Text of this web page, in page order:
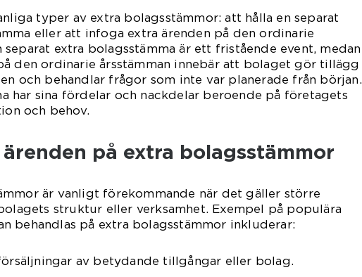
typer av extra bolagsstämmor: att hålla en separat
eller att infoga extra ärenden på den ordinarie
separat extra bolagsstämma är ett fristående event, medan
den ordinarie årsstämman innebär att bolaget gör tillägg
och behandlar frågor som inte var planerade från början.
har sina fördelar och nackdelar beroende på företagets
och behov.
på extra bolagsstämmor
är vanligt förekommande när det gäller större
struktur eller verksamhet. Exempel på populära
behandlas på extra bolagsstämmor inkluderar:
av betydande tillgångar eller bolag.